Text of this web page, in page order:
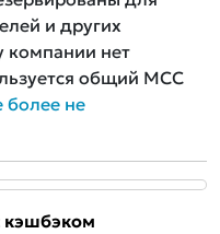
и других
компании нет
общий MCC
более не
кэшбэком